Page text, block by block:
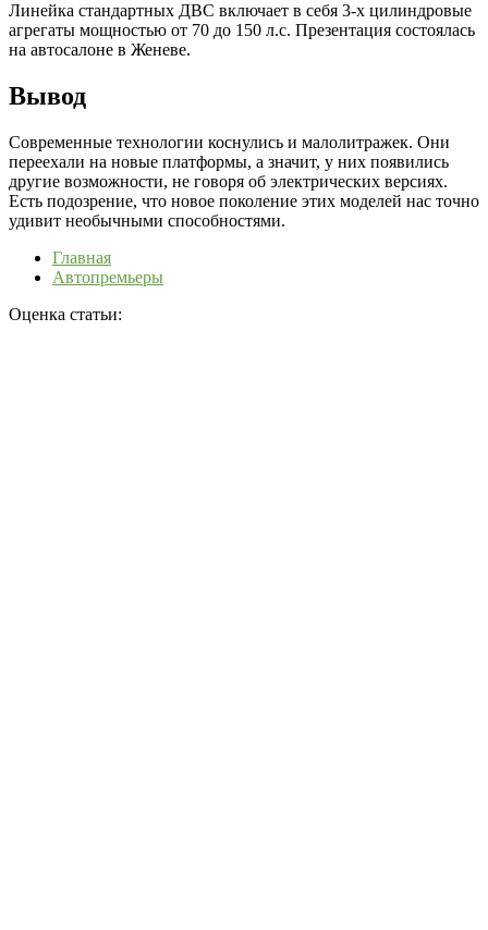
Линейка стандартных ДВС включает в себя 3-х цилиндровые
агрегаты мощностью от 70 до 150 л.с. Презентация состоялась
на автосалоне в Женеве.
Вывод
Современные технологии коснулись и малолитражек. Они
переехали на новые платформы, а значит, у них появились
другие возможности, не говоря об электрических версиях.
Есть подозрение, что новое поколение этих моделей нас точно
удивит необычными способностями.
Главная
Автопремьеры
Оценка статьи: